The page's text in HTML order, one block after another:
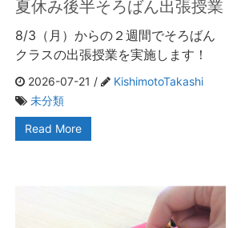
夏休み後半そろばん出張授業
8/3（月）からの２週間でそろばん
クラスの出張授業を実施します！
2026-07-21 /
KishimotoTakashi
未分類
Read More